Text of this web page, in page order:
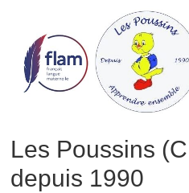
content
Les Poussins
depuis 1990